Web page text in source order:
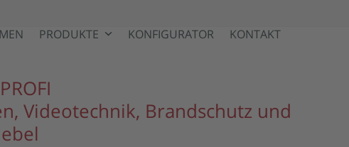
PRODUKTE KONFIGURATOR KONTAKT
Videotechnik, Brandschutz und